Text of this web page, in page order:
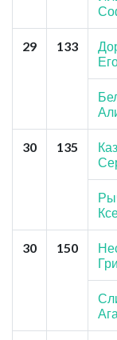
29 133
30 135
30 150